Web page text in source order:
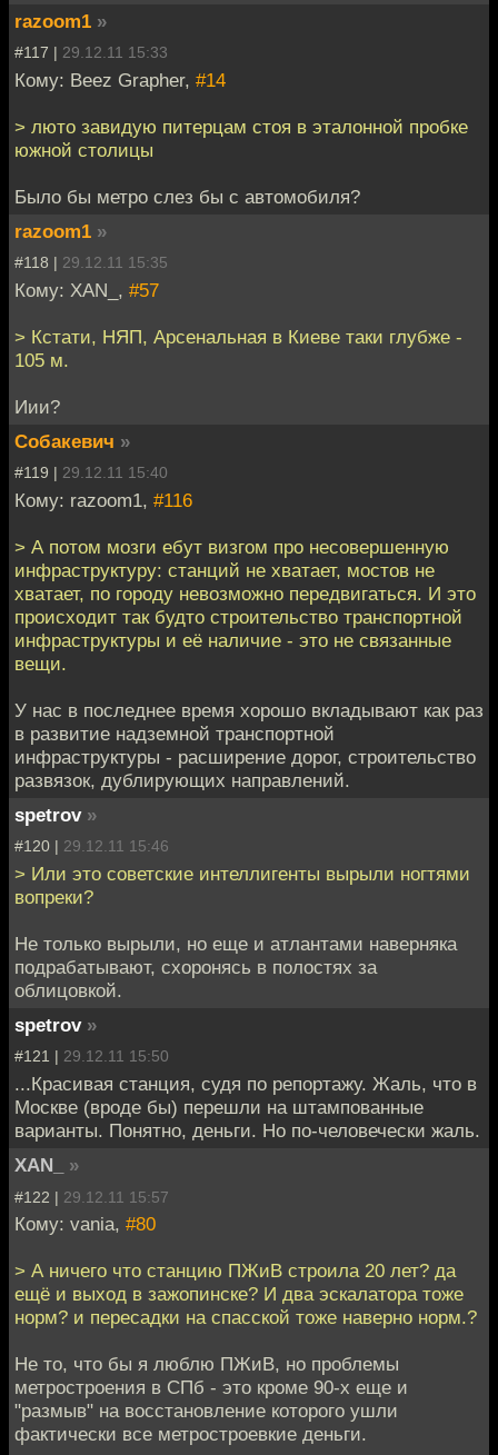
razoom1 »
#117 | 29.12.11 15:33
Кому: Beez Grapher, #14
> люто завидую питерцам стоя в эталонной пробке
южной столицы
Было бы метро слез бы с автомобиля?
razoom1 »
#118 | 29.12.11 15:35
Кому: XAN_, #57
> Кстати, НЯП, Арсенальная в Киеве таки глубже -
105 м.
Иии?
Собакевич »
#119 | 29.12.11 15:40
Кому: razoom1, #116
> А потом мозги ебут визгом про несовершенную
инфраструктуру: станций не хватает, мостов не
хватает, по городу невозможно передвигаться. И это
происходит так будто строительство транспортной
инфраструктуры и её наличие - это не связанные
вещи.
У нас в последнее время хорошо вкладывают как раз
в развитие надземной транспортной
инфраструктуры - расширение дорог, строительство
развязок, дублирующих направлений.
spetrov »
#120 | 29.12.11 15:46
> Или это советские интеллигенты вырыли ногтями
вопреки?
Не только вырыли, но еще и атлантами наверняка
подрабатывают, схоронясь в полостях за
облицовкой.
spetrov »
#121 | 29.12.11 15:50
...Красивая станция, судя по репортажу. Жаль, что в
Москве (вроде бы) перешли на штампованные
варианты. Понятно, деньги. Но по-человечески жаль.
XAN_
»
#122 | 29.12.11 15:57
Кому: vania, #80
> А ничего что станцию ПЖиВ строила 20 лет? да
ещё и выход в зажопинске? И два эскалатора тоже
норм? и пересадки на спасской тоже наверно норм.?
Не то, что бы я люблю ПЖиВ, но проблемы
метростроения в СПб - это кроме 90-х еще и
"размыв" на восстановление которого ушли
фактически все метростроевкие деньги.